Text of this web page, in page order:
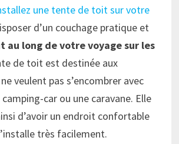
une tente de toit sur votre
d’un couchage pratique et
au long de votre voyage sur les
de toit est destinée aux
veulent pas s’encombrer avec
car ou une caravane. Elle
d’avoir un endroit confortable
très facilement.